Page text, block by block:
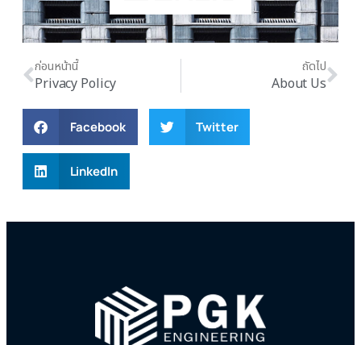
ก่อนหน้านี้
Privacy Policy
ถัดไป
About Us
Facebook Twitter
LinkedIn